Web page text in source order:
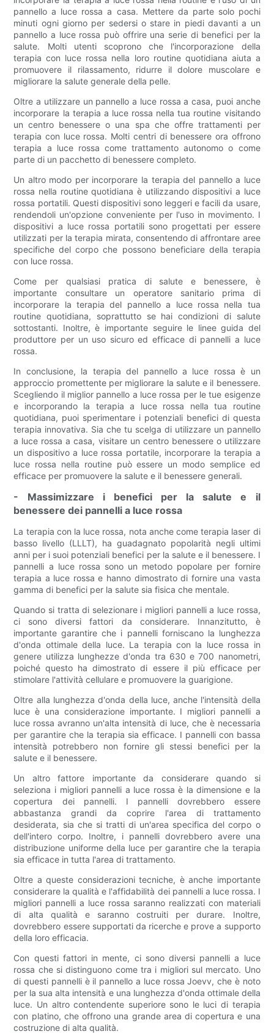
pannello a luce rossa a casa. Mettere da parte solo pochi
minuti ogni giorno per sedersi o stare in piedi davanti a un
pannello a luce rossa può offrire una serie di benefici per la
salute. Molti utenti scoprono che l'incorporazione della
terapia con luce rossa nella loro routine quotidiana aiuta a
promuovere il rilassamento, ridurre il dolore muscolare e
migliorare la salute generale della pelle.
Oltre a utilizzare un pannello a luce rossa a casa, puoi anche
incorporare la terapia a luce rossa nella tua routine visitando
un centro benessere o una spa che offre trattamenti per
terapia con luce rossa. Molti centri di benessere ora offrono
terapia a luce rossa come trattamento autonomo o come
parte di un pacchetto di benessere completo.
Un altro modo per incorporare la terapia del pannello a luce
rossa nella routine quotidiana è utilizzando dispositivi a luce
rossa portatili. Questi dispositivi sono leggeri e facili da usare,
rendendoli un'opzione conveniente per l'uso in movimento. I
dispositivi a luce rossa portatili sono progettati per essere
utilizzati per la terapia mirata, consentendo di affrontare aree
specifiche del corpo che possono beneficiare della terapia
con luce rossa.
Come per qualsiasi pratica di salute e benessere, è
importante consultare un operatore sanitario prima di
incorporare la terapia del pannello a luce rossa nella tua
routine quotidiana, soprattutto se hai condizioni di salute
sottostanti. Inoltre, è importante seguire le linee guida del
produttore per un uso sicuro ed efficace di pannelli a luce
rossa.
In conclusione, la terapia del pannello a luce rossa è un
approccio promettente per migliorare la salute e il benessere.
Scegliendo il miglior pannello a luce rossa per le tue esigenze
e incorporando la terapia a luce rossa nella tua routine
quotidiana, puoi sperimentare i potenziali benefici di questa
terapia innovativa. Sia che tu scelga di utilizzare un pannello
a luce rossa a casa, visitare un centro benessere o utilizzare
un dispositivo a luce rossa portatile, incorporare la terapia a
luce rossa nella routine può essere un modo semplice ed
efficace per promuovere la salute e il benessere generali.
- Massimizzare i benefici per la salute e il
benessere dei pannelli a luce rossa
La terapia con la luce rossa, nota anche come terapia laser di
basso livello (LLLT), ha guadagnato popolarità negli ultimi
anni per i suoi potenziali benefici per la salute e il benessere. I
pannelli a luce rossa sono un metodo popolare per fornire
terapia a luce rossa e hanno dimostrato di fornire una vasta
gamma di benefici per la salute sia fisica che mentale.
Quando si tratta di selezionare i migliori pannelli a luce rossa,
ci sono diversi fattori da considerare. Innanzitutto, è
importante garantire che i pannelli forniscano la lunghezza
d'onda ottimale della luce. La terapia con la luce rossa in
genere utilizza lunghezze d'onda tra 630 e 700 nanometri,
poiché questo ha dimostrato di essere il più efficace per
stimolare l'attività cellulare e promuovere la guarigione.
Oltre alla lunghezza d'onda della luce, anche l'intensità della
luce è una considerazione importante. I migliori pannelli a
luce rossa avranno un'alta intensità di luce, che è necessaria
per garantire che la terapia sia efficace. I pannelli con bassa
intensità potrebbero non fornire gli stessi benefici per la
salute e il benessere.
Un altro fattore importante da considerare quando si
seleziona i migliori pannelli a luce rossa è la dimensione e la
copertura dei pannelli. I pannelli dovrebbero essere
abbastanza grandi da coprire l'area di trattamento
desiderata, sia che si tratti di un'area specifica del corpo o
dell'intero corpo. Inoltre, i pannelli dovrebbero avere una
distribuzione uniforme della luce per garantire che la terapia
sia efficace in tutta l'area di trattamento.
Oltre a queste considerazioni tecniche, è anche importante
considerare la qualità e l'affidabilità dei pannelli a luce rossa. I
migliori pannelli a luce rossa saranno realizzati con materiali
di alta qualità e saranno costruiti per durare. Inoltre,
dovrebbero essere supportati da ricerche e prove a supporto
della loro efficacia.
Con questi fattori in mente, ci sono diversi pannelli a luce
rossa che si distinguono come tra i migliori sul mercato. Uno
di questi pannelli è il pannello a luce rossa Joevv, che è noto
per la sua alta intensità e una lunghezza d'onda ottimale della
luce. Un altro contendente superiore sono le luci di terapia
con platino, che offrono una grande area di copertura e una
costruzione di alta qualità.